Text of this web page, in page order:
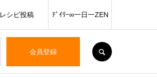
会員登録
レシピ投稿 ﾃﾞｲﾘｰ∞一日一ZEN